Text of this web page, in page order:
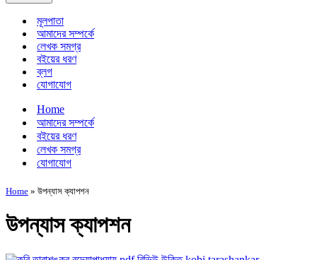
মূলপাতা
আমাদের সম্পর্কে
লেখক সমগ্র
বইয়ের ধরণ
ব্লগ
যোগাযোগ
Home
আমাদের সম্পর্কে
বইয়ের ধরণ
লেখক সমগ্র
যোগাযোগ
Home » উপন্যাস ক্যাপশন
উপন্যাস ক্যাপশন